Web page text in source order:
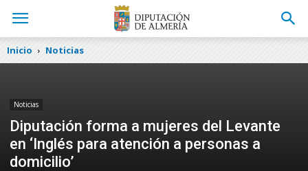
Inicio Noticias
Noticias
Diputación forma a mujeres del Levante
en ‘Inglés para atención a personas a
domicilio’